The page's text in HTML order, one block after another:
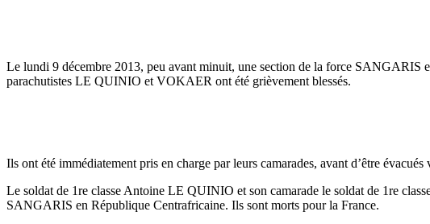
Le lundi 9 décembre 2013, peu avant minuit, une section de la force SANGARIS
parachutistes LE QUINIO et VOKAER ont été grièvement blessés.
Ils ont été immédiatement pris en charge par leurs camarades, avant d’être
Le soldat de 1re classe Antoine LE QUINIO et son camarade le soldat de 1re
SANGARIS en République Centrafricaine. Ils sont morts pour la France.